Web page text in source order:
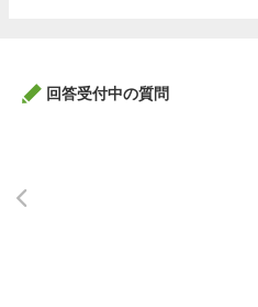
回答受付中の質問